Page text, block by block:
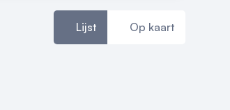
Lijst Op kaart